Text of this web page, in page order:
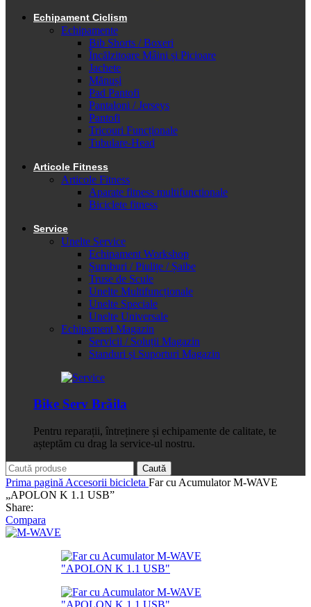
Echipament Ciclism
Echipamente
Bib Shorts / Boxeri
Încălzitoare Mâini și Picioare
Jachete
Mănuși
Pad Pantofi
Pantaloni / Jerseys
Pantofi
Tricouri Funcționale
Tubulare-Head
Articole Fitness
Articole Fitness
Aparate fitness multifunctionale
Biciclete fitness
Service
Unelte Service
Echipament Workshop
Șuruburi / Piulițe / Șaibe
Truse de Scule
Unelte Multifuncționale
Unelte Speciale
Unelte Universale
Echipament Magazin
Servicii / Soluții Magazin
Standuri și Suporturi Magazin
Bike Serv Brăila
Pentru reparații, întreținere și echipamente de calitate, te
așteptăm cu drag la service-ul nostru.
Caută
Prima pagină Accesorii bicicleta Far cu Acumulator M-WAVE
„APOLON K 1.1 USB”
Share:
Compara